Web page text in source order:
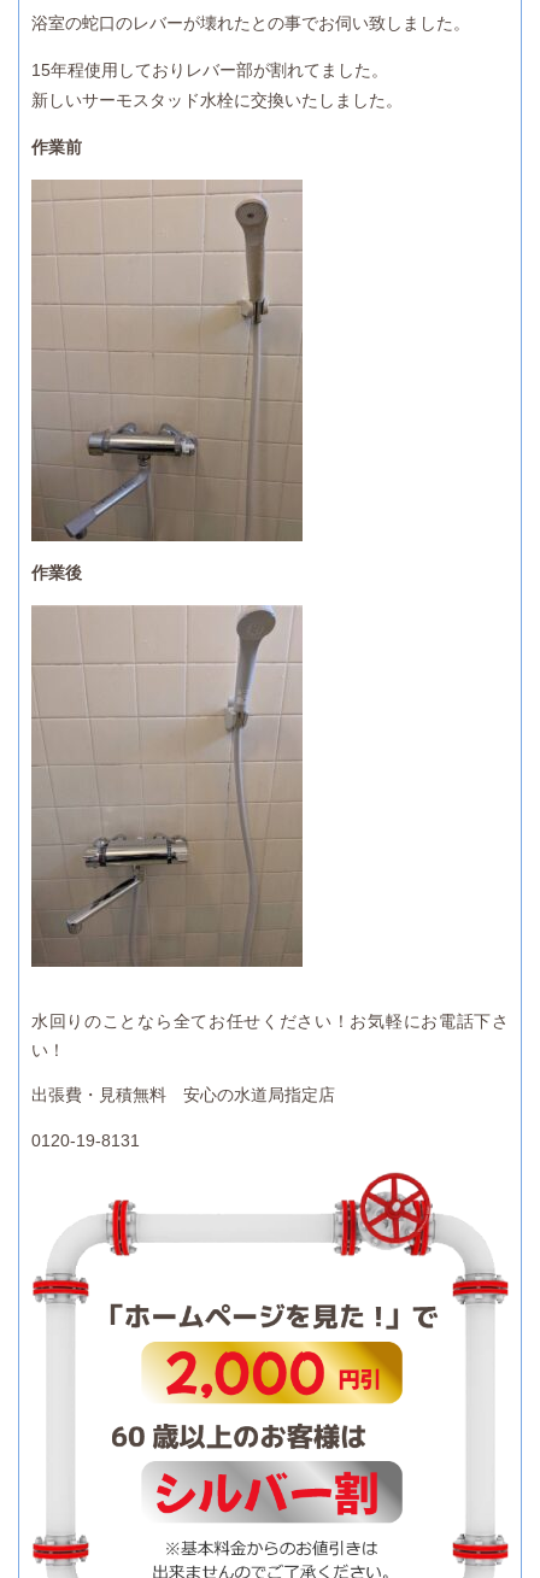
浴室の蛇口のレバーが壊れたとの事でお伺い致しました。
15年程使用しておりレバー部が割れてました。
新しいサーモスタッド水栓に交換いたしました。
作業前
作業後
水回りのことなら全てお任せください！お気軽にお電話下さ
い！
出張費・見積無料 安心の水道局指定店
0120-19-8131